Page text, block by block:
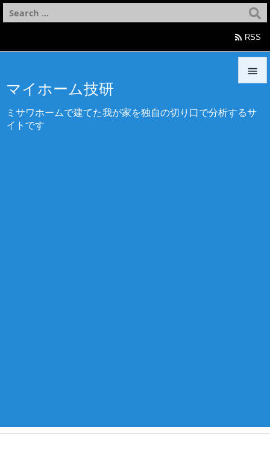
マイホーム技研
ミサワホームで建てた我が家を独自の切り口で分析するサ
イトです

メニュ
 RSS